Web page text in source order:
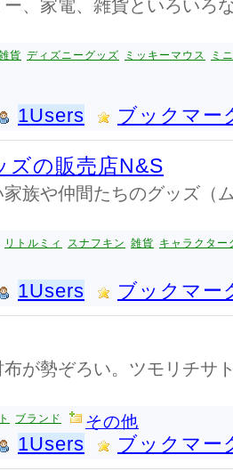
、家電、雑貨といろいろ
貨 ディズニーグッズ ミッキーマウス ミ
1Users ブックマー
ズの販売店N&S
家族や仲間たちのグッズ（
リトルミィ スナフキン 雑貨 キャラクター
1Users ブックマー
が勢ぞろい。ツモリチサ
ブランド その他
1Users ブックマー